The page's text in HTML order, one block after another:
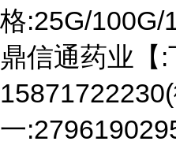
格:25G/100G/
鼎信通药业【:
一